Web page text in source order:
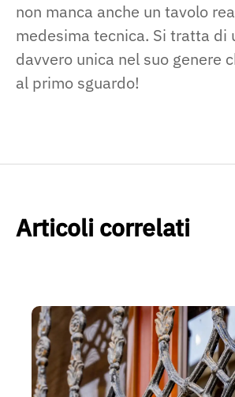
non manca anche un tavolo
medesima tecnica. Si tratta di
davvero unica nel suo genere
al primo sguardo!
Articoli correlati